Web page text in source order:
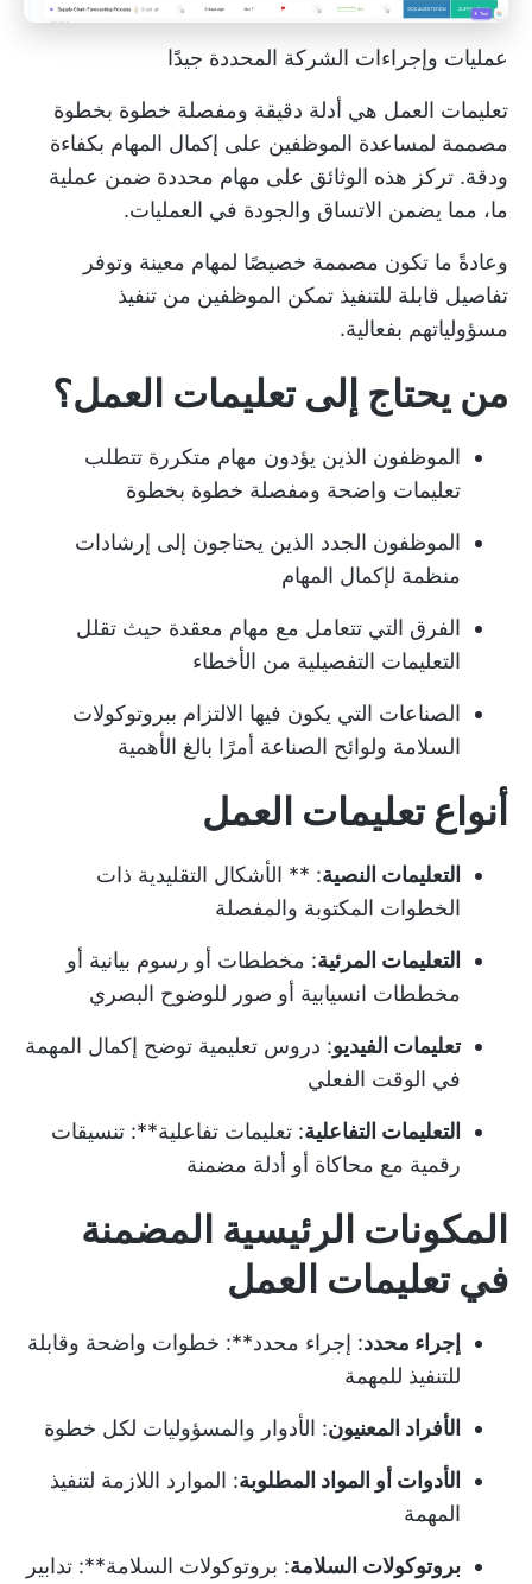
عمليات وإجراءات الشركة المحددة جيدًا
تعليمات العمل هي أدلة دقيقة ومفصلة خطوة بخطوة
مصممة لمساعدة الموظفين على إكمال المهام بكفاءة
ودقة. تركز هذه الوثائق على مهام محددة ضمن عملية
ما، مما يضمن الاتساق والجودة في العمليات.
وعادةً ما تكون مصممة خصيصًا لمهام معينة وتوفر
تفاصيل قابلة للتنفيذ تمكن الموظفين من تنفيذ
مسؤولياتهم بفعالية.
من يحتاج إلى تعليمات العمل؟
الموظفون الذين يؤدون مهام متكررة تتطلب
تعليمات واضحة ومفصلة خطوة بخطوة
الموظفون الجدد الذين يحتاجون إلى إرشادات
منظمة لإكمال المهام
الفرق التي تتعامل مع مهام معقدة حيث تقلل
التعليمات التفصيلية من الأخطاء
الصناعات التي يكون فيها الالتزام ببروتوكولات
السلامة ولوائح الصناعة أمرًا بالغ الأهمية
أنواع تعليمات العمل
التعليمات النصية: ** الأشكال التقليدية ذات
الخطوات المكتوبة والمفصلة
التعليمات المرئية: مخططات أو رسوم بيانية أو
مخططات انسيابية أو صور للوضوح البصري
تعليمات الفيديو: دروس تعليمية توضح إكمال المهمة
في الوقت الفعلي
التعليمات التفاعلية: تعليمات تفاعلية**: تنسيقات
رقمية مع محاكاة أو أدلة مضمنة
المكونات الرئيسية المضمنة
في تعليمات العمل
إجراء محدد: إجراء محدد**: خطوات واضحة وقابلة
للتنفيذ للمهمة
الأفراد المعنيون: الأدوار والمسؤوليات لكل خطوة
الأدوات أو المواد المطلوبة: الموارد اللازمة لتنفيذ
المهمة
بروتوكولات السلامة: بروتوكولات السلامة**: تدابير